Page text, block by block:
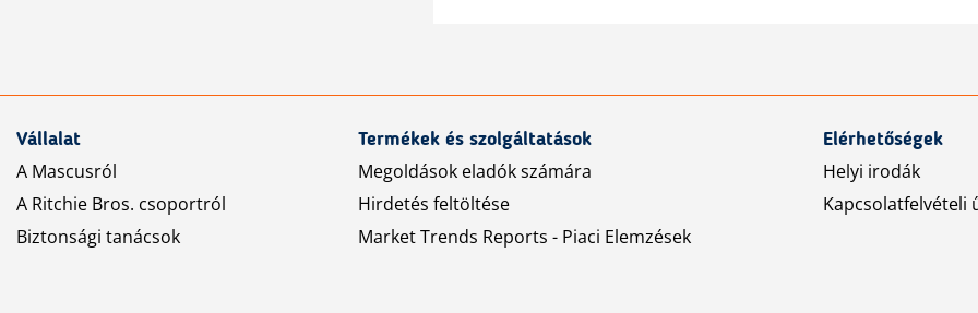
Vállalat
A Mascusról
A Ritchie Bros. csoportról
Biztonsági tanácsok
Termékek és szolgáltatások
Megoldások eladók számára
Hirdetés feltöltése
Market Trends Reports - Piaci Elemzések
Elérhetőségek
Helyi irodák
Kapcsolatfelvételi